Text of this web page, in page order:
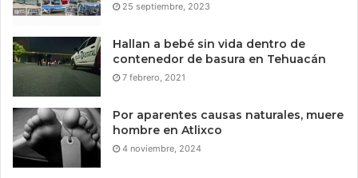
25 septiembre, 2023
Hallan a bebé sin vida dentro de
contenedor de basura en Tehuacán
7 febrero, 2021
Por aparentes causas naturales, muere
hombre en Atlixco
4 noviembre, 2024